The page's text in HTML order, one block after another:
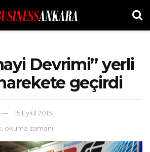
Devrimi” yerli
geçirdi
15 Eylül 2015
okuma zamanı